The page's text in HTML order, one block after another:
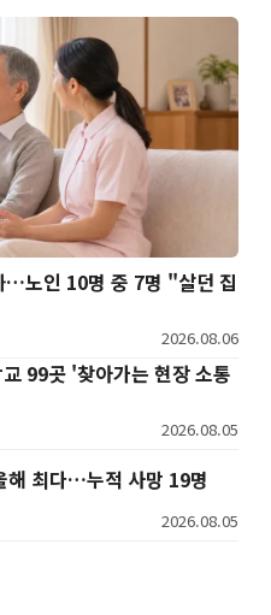
…노인 10명 중 7명 "살던 집
2026.08.06
99곳 '찾아가는 현장 소통
2026.08.05
해 최다…누적 사망 19명
2026.08.05